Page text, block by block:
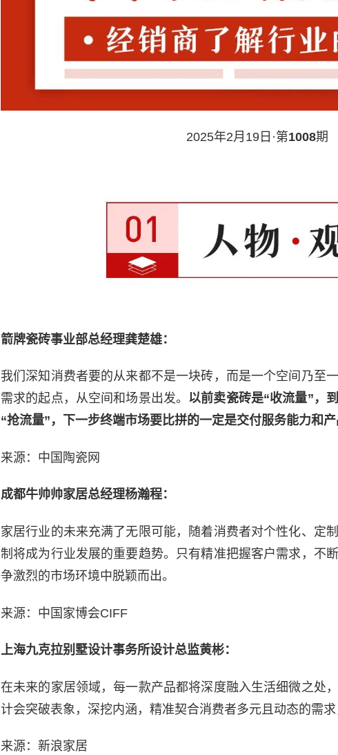
2025年2月19日·第1008期
箭牌瓷砖事业部总经理龚楚雄：
我们深知消费者要的从来都不是一块砖，而是一个空间乃至
需求的起点，从空间和场景出发。 以前卖瓷砖是“收流量”，
“抢流量”，下一步终端市场要比拼的一定是交付服务能力和产
来源：中国陶瓷网
成都牛帅帅家居总经理杨瀚程：
家居行业的未来充满了无限可能，随着消费者对个性化、定
制将成为行业发展的重要趋势。只有精准把握客户需求，不
争激烈的市场环境中脱颖而出。
来源：中国家博会CIFF
上海九克拉别墅设计事务所设计总监黄彬：
在未来的家居领域，每一款产品都将深度融入生活细微之处
计会突破表象，深挖内涵，精准契合消费者多元且动态的需求
来源：新浪家居